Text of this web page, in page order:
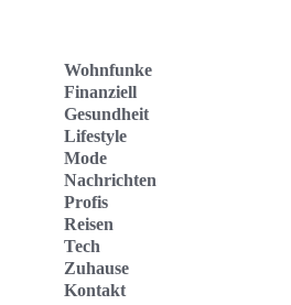
Wohnfunke
Finanziell
Gesundheit
Lifestyle
Mode
Nachrichten
Profis
Reisen
Tech
Zuhause
Kontakt